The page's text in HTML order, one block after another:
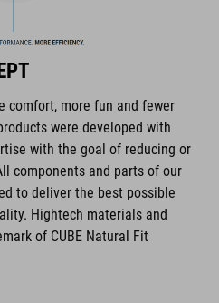
and accessories that
between form and function.
comfort, more fun and fewer
were developed with
with the goal of reducing or
components and parts of our
to deliver the best possible
Hightech materials and
of CUBE Natural Fit